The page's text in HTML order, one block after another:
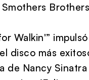
Walkin'”
disco más
de Nancy Sinatra